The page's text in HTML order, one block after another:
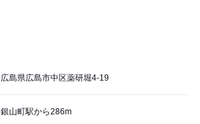
広島県広島市中区薬研堀4-19
銀山町駅から286m